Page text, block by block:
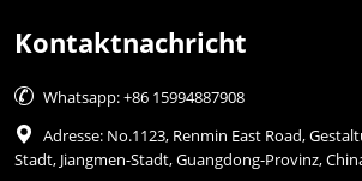
Kontaktnachricht
 Whatsapp: +86 15994887908

Adresse: No.1123, Renmin East Road,
Stadt, Jiangmen-Stadt, Guangdong-Provinz,